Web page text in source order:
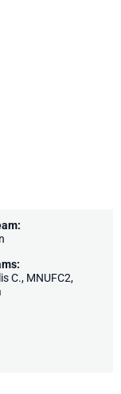
C., MNUFC2,